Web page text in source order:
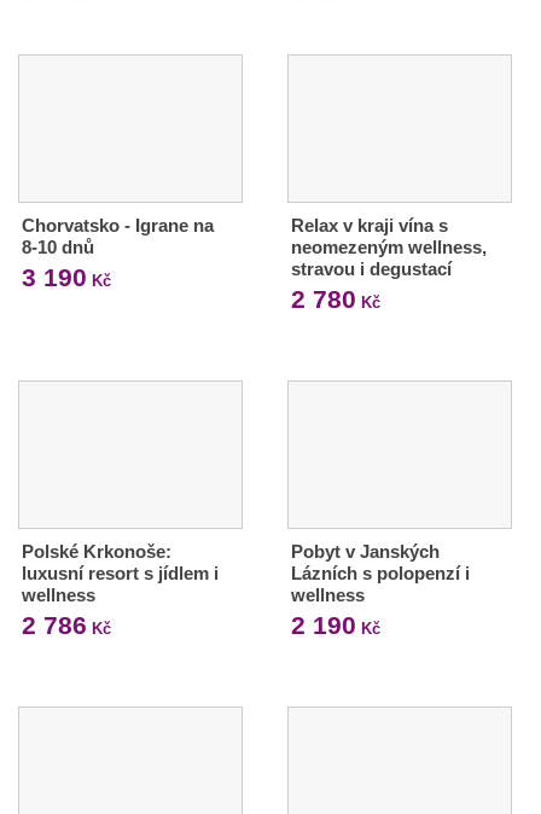
Chorvatsko - Igrane na
8-10 dnů
3 190 Kč
Relax v kraji vína s
neomezeným wellness,
stravou i degustací
2 780 Kč
Polské Krkonoše:
luxusní resort s jídlem i
wellness
2 786 Kč
Pobyt v Janských
Lázních s polopenzí i
wellness
2 190 Kč